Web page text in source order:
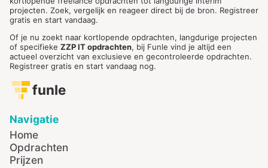
projecten. Zoek, vergelijk en reageer direct bij de bron. Registreer
gratis en start vandaag.
Of je nu zoekt naar kortlopende opdrachten, langdurige projecten
of specifieke ZZP IT opdrachten, bij Funle vind je altijd een
actueel overzicht van exclusieve en gecontroleerde opdrachten.
Registreer gratis en start vandaag nog.
funle
Navigatie
Home
Opdrachten
Prijzen